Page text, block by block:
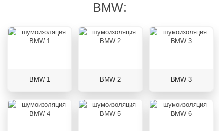
BMW:
BMW 1 BMW 2 BMW 3